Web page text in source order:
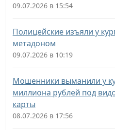
09.07.2026 в 15:54
Полицейские изъяли у
метадоном
09.07.2026 в 10:19
Мошенники выманили у
миллиона рублей под
карты
08.07.2026 в 17:56